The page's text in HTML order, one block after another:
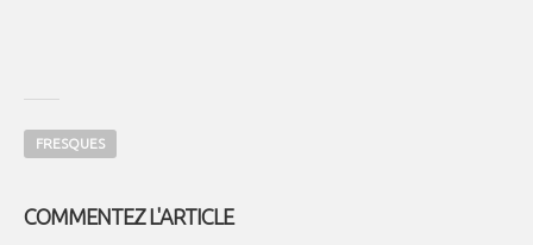
FRESQUES
COMMENTEZ L'ARTICLE